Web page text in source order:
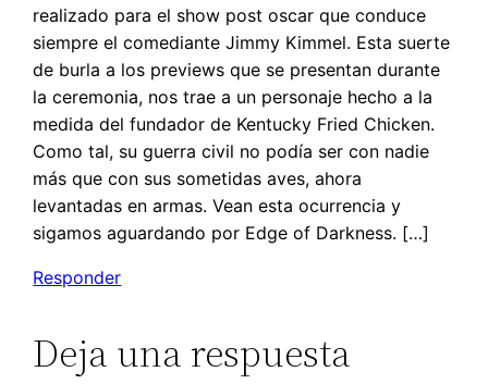
realizado para el show post oscar que conduce
siempre el comediante Jimmy Kimmel. Esta suerte
de burla a los previews que se presentan durante
la ceremonia, nos trae a un personaje hecho a la
medida del fundador de Kentucky Fried Chicken.
Como tal, su guerra civil no podía ser con nadie
más que con sus sometidas aves, ahora
levantadas en armas. Vean esta ocurrencia y
sigamos aguardando por Edge of Darkness. […]
Responder
Deja una respuesta